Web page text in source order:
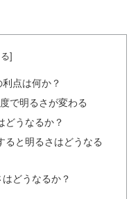
点は何か？
で明るさが変わる
どうなるか？
ると明るさはどうなる
どうなるか？